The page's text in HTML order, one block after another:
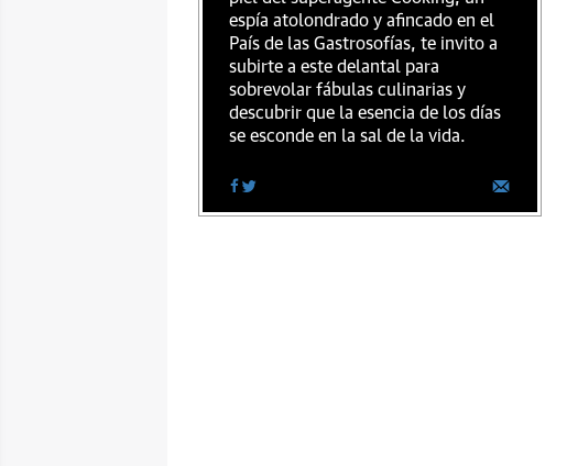
espía atolondrado y afincado en el
País de las Gastrosofías, te invito a
subirte a este delantal para
sobrevolar fábulas culinarias y
descubrir que la esencia de los días
se esconde en la sal de la vida.